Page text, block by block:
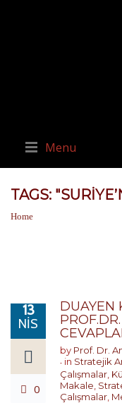
Menu
TAGS:
Home
13
NIS
0
DUAYEN
by Prof. Dr.
in Stratejik
Çalışmalar
Makale
Çalışmalar